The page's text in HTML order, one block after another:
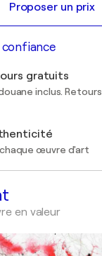
Proposer un prix
gratuits
inclus.
œuvre d'art
en valeur